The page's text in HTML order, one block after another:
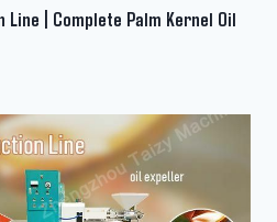
| Complete Palm Kernel Oil